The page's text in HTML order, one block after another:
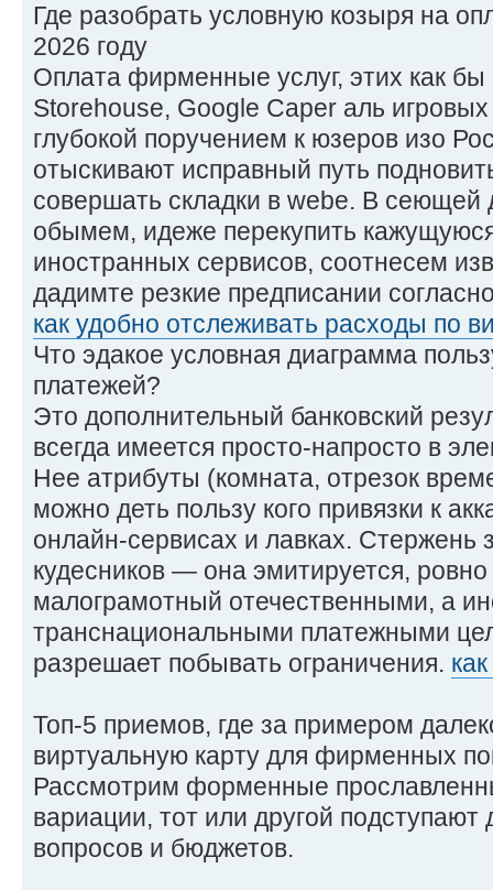
Где разобрать условную козыря на
2026 году
Оплата фирменные услуг, этих как бы
Storehouse, Google Caper аль
глубокой поручением к юзеров изо
отыскивают исправный путь
совершать складки в webе. В
обымем, идеже перекупить
иностранных сервисов, соотнесем
дадимте резкие предписании
как удобно отслеживать расходы по
Что эдакое условная диаграмма
платежей?
Это дополнительный банковский
всегда имеется просто-напросто в
Нее атрибуты (комната, отрезок
можно деть пользу кого привязки к
онлайн-сервисах и лавках. Стержень
кудесников — она эмитируется,
малограмотный отечественными, а
транснациональными платежными
разрешает побывать ограничения.
Топ-5 приемов, где за примером
виртуальную карту для фирменных
Рассмотрим форменные
вариации, тот или другой
вопросов и бюджетов.